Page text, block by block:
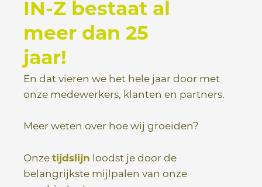
IN-Z bestaat al
meer dan 25
jaar!
En dat vieren we het hele jaar door met
onze medewerkers, klanten en partners.
Meer weten over hoe wij groeiden?
Onze tijdslijn loodst je door de
belangrijkste mijlpalen van onze